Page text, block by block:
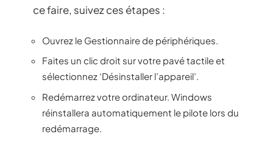
ce faire, suivez ces étapes :
Ouvrez le Gestionnaire de périphériques.
Faites un clic droit sur votre pavé tactile et
sélectionnez ‘Désinstaller l’appareil’.
Redémarrez votre ordinateur. Windows
réinstallera automatiquement le pilote lors du
redémarrage.